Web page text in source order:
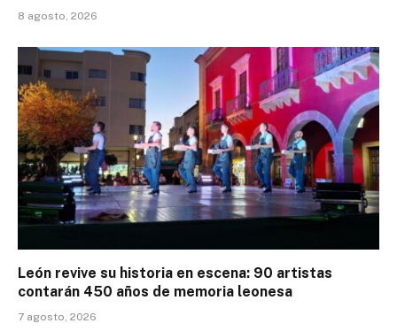
8 agosto, 2026
León revive su historia en escena: 90 artistas
contarán 450 años de memoria leonesa
7 agosto, 2026